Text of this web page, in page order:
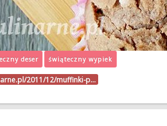
deser świąteczny wypiek
2011/12/muffinki-p…